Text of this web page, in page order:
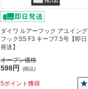
ダイワ ルアーフック アユイング
フックSS F3 キープ7.5号【即日
発送】
オープン価格
598円 (税込)
5ポイント獲得